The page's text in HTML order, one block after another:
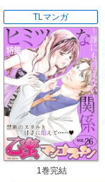
TLマンガ
1巻完結